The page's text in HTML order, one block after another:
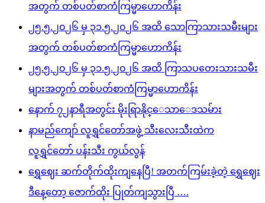
အတွက် တစ်ပတ်စာကံကြမ္မာဟောကိန်း
၂၅.၅.၂၀၂၆ မှ ၃၁.၅.၂၀၂၆ အထိ သောကြာသားသမီးများ
အတွက် တစ်ပတ်စာကံကြမ္မာဟောကိန်း
၂၅.၅.၂၀၂၆ မှ ၃၁.၅.၂၀၂၆ အထိ ကြာသပတေးသားသမီး
များအတွက် တစ်ပတ်စာကံကြမ္မာဟောကိန်း
နောက် ၇၂နာရီအတွင်း မိုးရြာနိုင္ေသာေဒသမ်ား
နာမည်ကျော် လူရွှင်တော်အဖွဲ့ သီးလေးသီးထဲက
လူရွှင်တော် ပန်းသီး ကွယ်လွန်
ရွှေဈေး ဆက်တိုက်ထိုးကျနေပြီ! အတက်ကြမ်းခဲ့တဲ့ ရွှေဈေး
ဒီနေ့တော့ ဇောက်ထိုး ပြုတ်ကျသွားပြီ ….